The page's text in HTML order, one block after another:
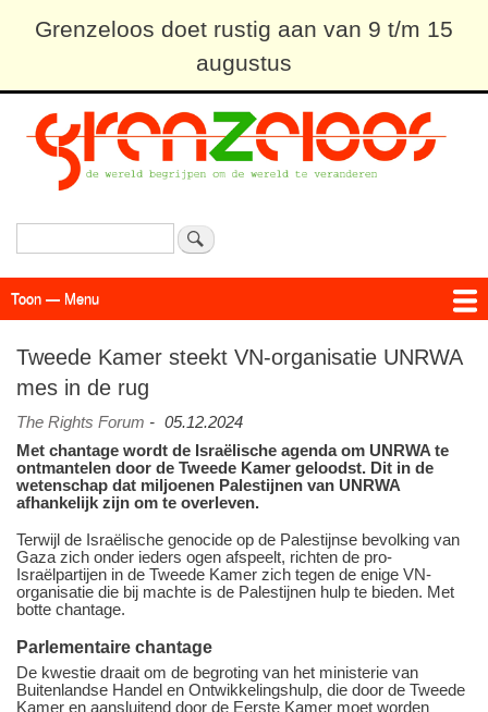
en
naar
inhoud
gaan
Grenzeloos doet rustig aan van 9 t/m 15
augustus
Zoeken
Menu
Toon — Menu
Tweede Kamer steekt VN-organisatie UNRWA
mes in de rug
The Rights Forum - 05.12.2024
Met chantage wordt de Israëlische agenda om UNRWA te
ontmantelen door de Tweede Kamer geloodst. Dit in de
wetenschap dat miljoenen Palestijnen van UNRWA
afhankelijk zijn om te overleven.
Terwijl de Israëlische genocide op de Palestijnse bevolking van
Gaza zich onder ieders ogen afspeelt, richten de pro-
Israëlpartijen in de Tweede Kamer zich tegen de enige VN-
organisatie die bij machte is de Palestijnen hulp te bieden. Met
botte chantage.
Parlementaire chantage
De kwestie draait om de begroting van het ministerie van
Buitenlandse Handel en Ontwikkelingshulp, die door de Tweede
Kamer en aansluitend door de Eerste Kamer moet worden